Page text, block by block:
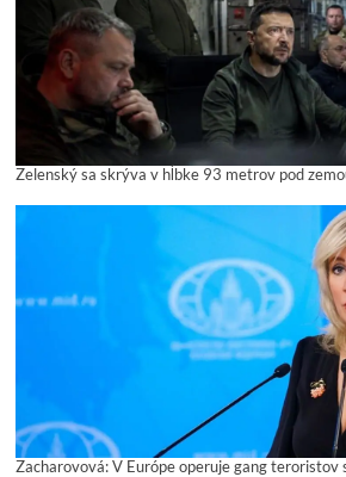
Zelenský sa skrýva v hĺbke 93 metrov pod
Zacharovová: V Európe operuje gang teroristov